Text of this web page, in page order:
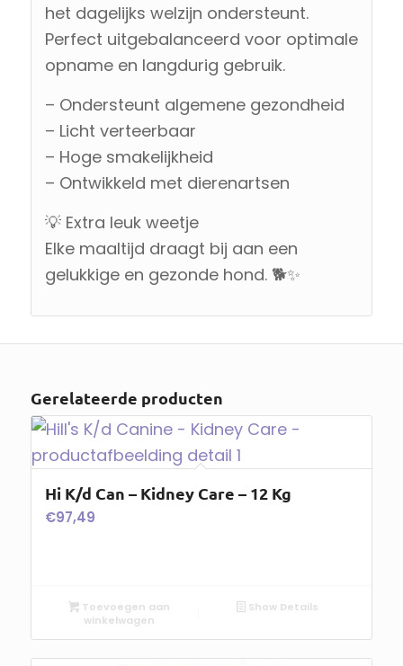
het dagelijks welzijn ondersteunt.
Perfect uitgebalanceerd voor optimale
opname en langdurig gebruik.
– Ondersteunt algemene gezondheid
– Licht verteerbaar
– Hoge smakelijkheid
– Ontwikkeld met dierenartsen
💡 Extra leuk weetje
Elke maaltijd draagt bij aan een
gelukkige en gezonde hond. 🐕✨
Gerelateerde producten
Hi K/d Can – Kidney Care – 12 Kg
€97,49
Toevoegen aan
winkelwagen
Show Details